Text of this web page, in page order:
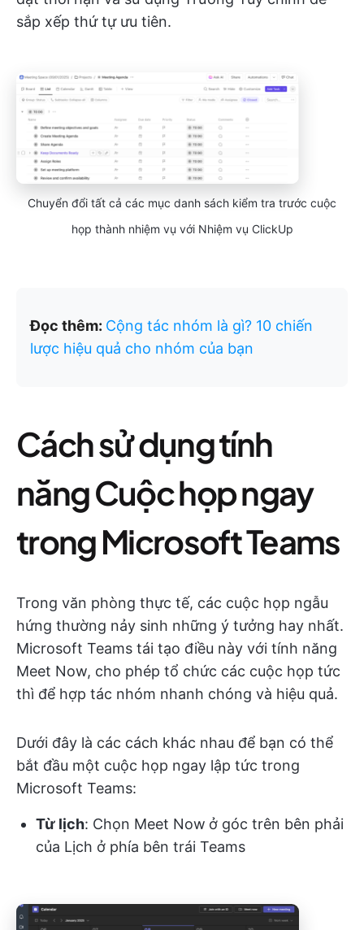
sắp xếp thứ tự ưu tiên.
Chuyển đổi tất cả các mục danh sách kiểm tra trước cuộc
họp thành nhiệm vụ với Nhiệm vụ ClickUp
Đọc thêm: Cộng tác nhóm là gì? 10 chiến
lược hiệu quả cho nhóm của bạn
Cách sử dụng tính
năng Cuộc họp ngay
trong Microsoft Teams
Trong văn phòng thực tế, các cuộc họp ngẫu
hứng thường nảy sinh những ý tưởng hay nhất.
Microsoft Teams tái tạo điều này với tính năng
Meet Now, cho phép tổ chức các cuộc họp tức
thì để hợp tác nhóm nhanh chóng và hiệu quả.
Dưới đây là các cách khác nhau để bạn có thể
bắt đầu một cuộc họp ngay lập tức trong
Microsoft Teams:
Từ lịch: Chọn Meet Now ở góc trên bên phải
của Lịch ở phía bên trái Teams